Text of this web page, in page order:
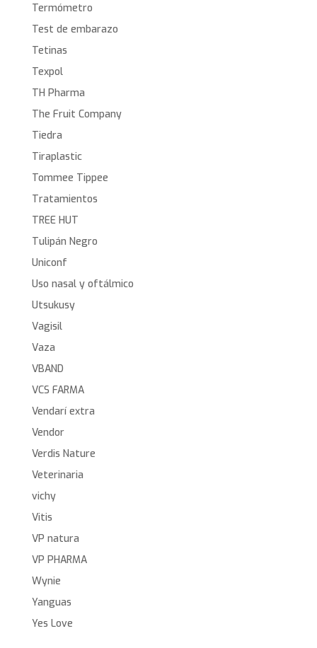
Termómetro
Test de embarazo
Tetinas
Texpol
TH Pharma
The Fruit Company
Tiedra
Tiraplastic
Tommee Tippee
Tratamientos
TREE HUT
Tulipán Negro
Uniconf
Uso nasal y oftálmico
Utsukusy
Vagisil
Vaza
VBAND
VCS FARMA
Vendarí extra
Vendor
Verdis Nature
Veterinaria
vichy
Vitis
VP natura
VP PHARMA
Wynie
Yanguas
Yes Love